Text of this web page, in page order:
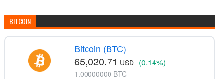
BITCOIN
Bitcoin (BTC)
65,020.71 USD (0.14%)
1.00000000 BTC